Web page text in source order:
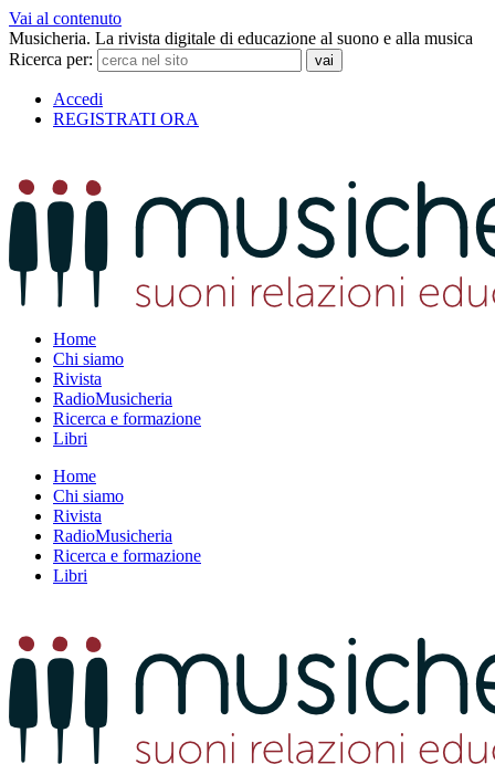
Vai al contenuto
Musicheria. La rivista digitale di educazione al suono e alla musica
Ricerca per:
Accedi
REGISTRATI ORA
Home
Chi siamo
Rivista
RadioMusicheria
Ricerca e formazione
Libri
Home
Chi siamo
Rivista
RadioMusicheria
Ricerca e formazione
Libri